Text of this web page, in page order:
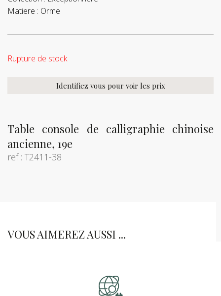
Table console de calligraphie chinoise
ancienne, 19e
ref : T2411-38
Matiere : Orme
Rupture de stock
Identifiez vous pour voir les prix
VOUS AIMEREZ AUSSI ...